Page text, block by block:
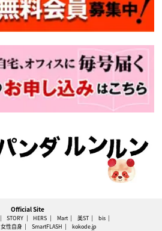
Official Site
STORY HERS Mart 美ST
bis
女性自身 SmartFLASH kokode.jp